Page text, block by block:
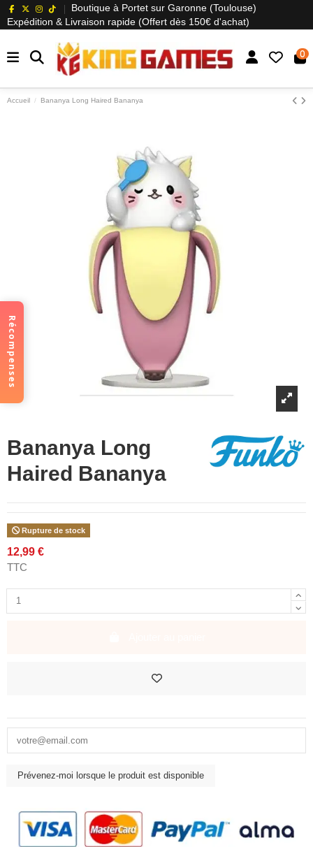
Boutique à Portet sur Garonne (Toulouse)
Expédition & Livraison rapide (Offert dès 150€ d'achat)
0
Accueil Bananya Long Haired Bananya
Bananya Long
Haired Bananya
Rupture de stock
12,99 €
TTC
Récompenses